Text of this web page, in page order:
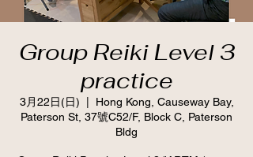
Group Reiki Level 3
practice
3月22日(日)
Hong Kong, Causeway Bay,
Paterson St, 37號C52/F, Block C, Paterson
Bldg